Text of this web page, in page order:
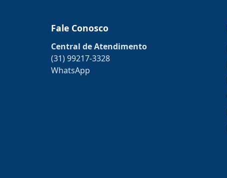
Fale Conosco
Central de Atendimento
(31) 99217-3328
WhatsApp